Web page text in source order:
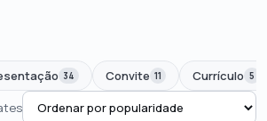
34 Convite 11 Currículo 5